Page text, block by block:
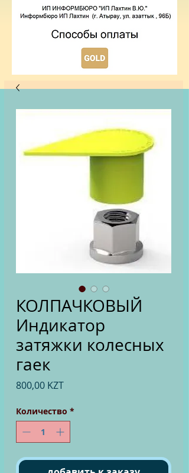
КОЛПАЧКОВЫЙ
Индикатор
затяжки колесных
гаек
800,00 KZTЦена
Количество *